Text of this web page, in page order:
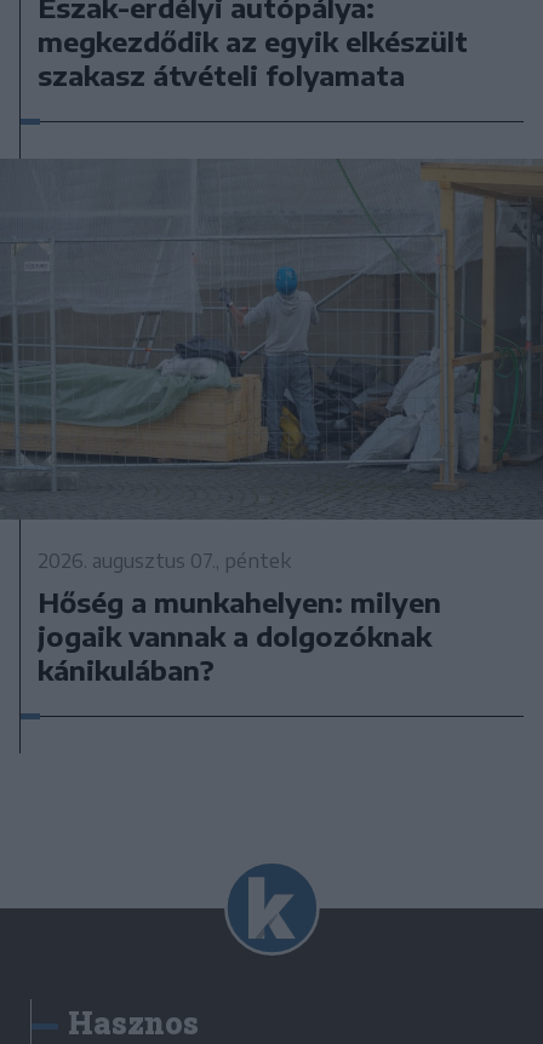
Észak-erdélyi autópálya:
megkezdődik az egyik elkészült
szakasz átvételi folyamata
2026. augusztus 07., péntek
Hőség a munkahelyen: milyen
jogaik vannak a dolgozóknak
kánikulában?
Hasznos